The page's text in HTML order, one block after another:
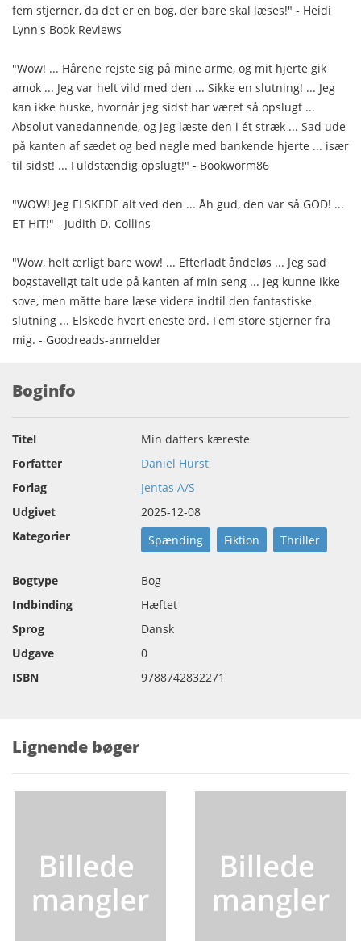
fem stjerner, da det er en bog, der bare skal læses!" - Heidi
Lynn's Book Reviews
"Wow! ... Hårene rejste sig på mine arme, og mit hjerte gik
amok ... Jeg var helt vild med den ... Sikke en slutning! ... Jeg
kan ikke huske, hvornår jeg sidst har været så opslugt ...
Absolut vanedannende, og jeg læste den i ét stræk ... Sad ude
på kanten af sædet og bed negle med bankende hjerte ... især
til sidst! ... Fuldstændig opslugt!" - Bookworm86
"WOW! Jeg ELSKEDE alt ved den ... Åh gud, den var så GOD! ...
ET HIT!" - Judith D. Collins
"Wow, helt ærligt bare wow! ... Efterladt åndeløs ... Jeg sad
bogstaveligt talt ude på kanten af min seng ... Jeg kunne ikke
sove, men måtte bare læse videre indtil den fantastiske
slutning ... Elskede hvert eneste ord. Fem store stjerner fra
mig. - Goodreads-anmelder
Boginfo
Titel
Min datters kæreste
Forfatter
Daniel Hurst
Forlag
Jentas A/S
Udgivet
2025-12-08
Kategorier
Spænding Fiktion Thriller
Bogtype
Bog
Indbinding
Hæftet
Sprog
Dansk
Udgave
0
ISBN
9788742832271
Lignende bøger